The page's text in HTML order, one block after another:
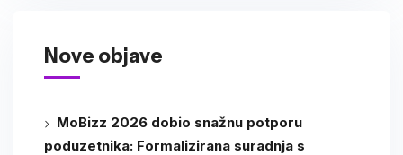
Nove objave
MoBizz 2026 dobio snažnu potporu
poduzetnika: Formalizirana suradnja s